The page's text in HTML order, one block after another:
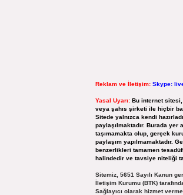
Reklam ve İletişim: Skype:
Yasal Uyarı: Bu internet
veya şahıs şirketi ile hiçbir
Sitede yalnızca kendi
paylaşılmaktadır. Burada
taşımamakta olup, gerçek
paylaşım yapılmamaktadır.
benzerlikleri tamamen
halindedir ve tavsiye niteliği
Sitemiz, 5651 Sayılı Kanun
İletişim Kurumu (BTK)
Sağlayıcı olarak hizmet